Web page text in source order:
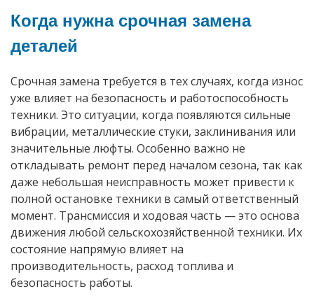
Когда нужна срочная замена
деталей
Срочная замена требуется в тех случаях, когда износ
уже влияет на безопасность и работоспособность
техники. Это ситуации, когда появляются сильные
вибрации, металлические стуки, заклинивания или
значительные люфты. Особенно важно не
откладывать ремонт перед началом сезона, так как
даже небольшая неисправность может привести к
полной остановке техники в самый ответственный
момент. Трансмиссия и ходовая часть — это основа
движения любой сельскохозяйственной техники. Их
состояние напрямую влияет на
производительность, расход топлива и
безопасность работы.